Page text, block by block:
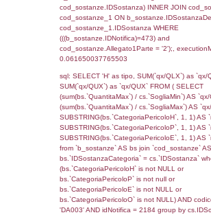
0.072767019271851
sql: SELECT
JOIN